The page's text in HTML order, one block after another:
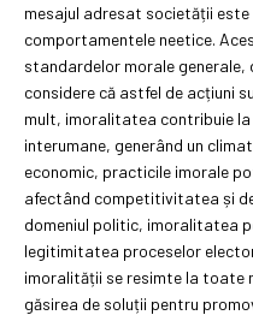
mesajul adresat societății
comportamentele neetice.
standardelor morale generale,
considere că astfel de acțiuni
mult, imoralitatea contribuie
interumane, generând un
economic, practicile imorale
afectând competitivitatea și
domeniul politic, imoralitatea
legitimitatea proceselor
imoralității se resimte la toate
găsirea de soluții pentru